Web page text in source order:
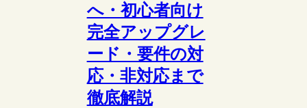
へ・初心者向け
完全アップグレ
ード・要件の対
応・非対応まで
徹底解説